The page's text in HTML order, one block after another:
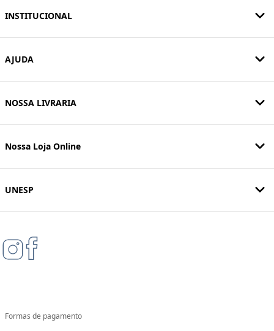
INSTITUCIONAL
AJUDA
NOSSA LIVRARIA
Nossa Loja Online
UNESP
Formas de pagamento